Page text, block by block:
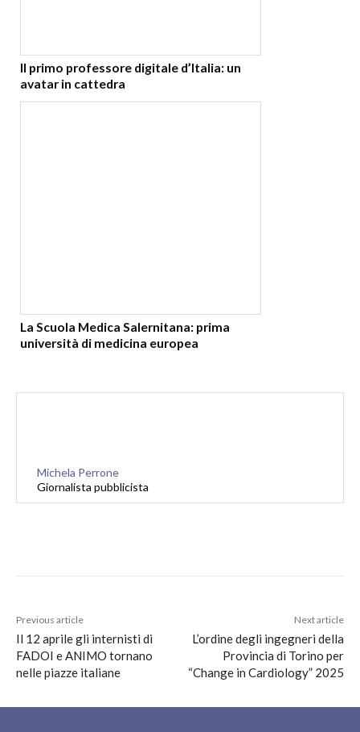
Il primo professore digitale d’Italia: un
avatar in cattedra
La Scuola Medica Salernitana: prima
università di medicina europea
Michela Perrone
Giornalista pubblicista
Previous article
Il 12 aprile gli internisti di
FADOI e ANIMO tornano
nelle piazze italiane
Next article
L’ordine degli ingegneri della
Provincia di Torino per
“Change in Cardiology” 2025